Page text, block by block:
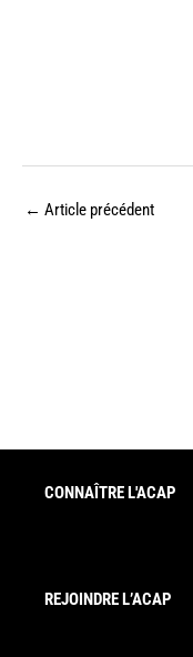
← Article précédent
CONNAÎTRE L'ACAP
REJOINDRE L’ACAP